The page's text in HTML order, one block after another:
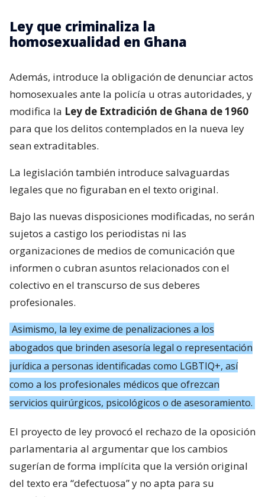
Ley que criminaliza la
homosexualidad en Ghana
Además, introduce la obligación de denunciar actos
homosexuales ante la policía u otras autoridades, y
modifica la Ley de Extradición de Ghana de 1960
para que los delitos contemplados en la nueva ley
sean extraditables.
La legislación también introduce salvaguardas
legales que no figuraban en el texto original.
Bajo las nuevas disposiciones modificadas, no serán
sujetos a castigo los periodistas ni las
organizaciones de medios de comunicación que
informen o cubran asuntos relacionados con el
colectivo en el transcurso de sus deberes
profesionales.
Asimismo, la ley exime de penalizaciones a los
abogados que brinden asesoría legal o representación
jurídica a personas identificadas como LGBTIQ+, así
como a los profesionales médicos que ofrezcan
servicios quirúrgicos, psicológicos o de asesoramiento.
El proyecto de ley provocó el rechazo de la oposición
parlamentaria al argumentar que los cambios
sugerían de forma implícita que la versión original
del texto era “defectuosa” y no apta para su